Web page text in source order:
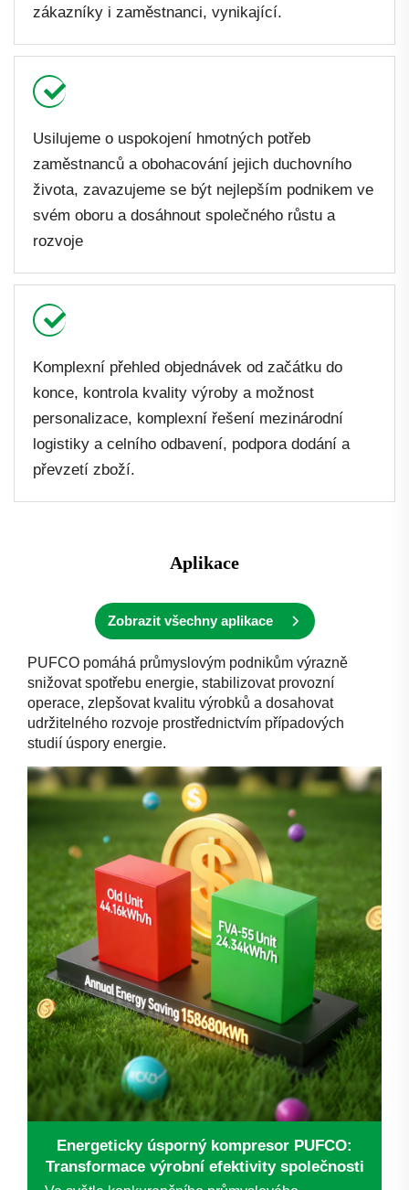
zákazníky i zaměstnanci, vynikající.
Usilujeme o uspokojení hmotných potřeb
zaměstnanců a obohacování jejich duchovního
života, zavazujeme se být nejlepším podnikem ve
svém oboru a dosáhnout společného růstu a
rozvoje
Komplexní přehled objednávek od začátku do
konce, kontrola kvality výroby a možnost
personalizace, komplexní řešení mezinárodní
logistiky a celního odbavení, podpora dodání a
převzetí zboží.
Aplikace
Zobrazit všechny aplikace
PUFCO pomáhá průmyslovým podnikům výrazně
snižovat spotřebu energie, stabilizovat provozní
operace, zlepšovat kvalitu výrobků a dosahovat
udržitelného rozvoje prostřednictvím případových
studií úspory energie.
Energeticky úsporný kompresor PUFCO:
Transformace výrobní efektivity společnosti